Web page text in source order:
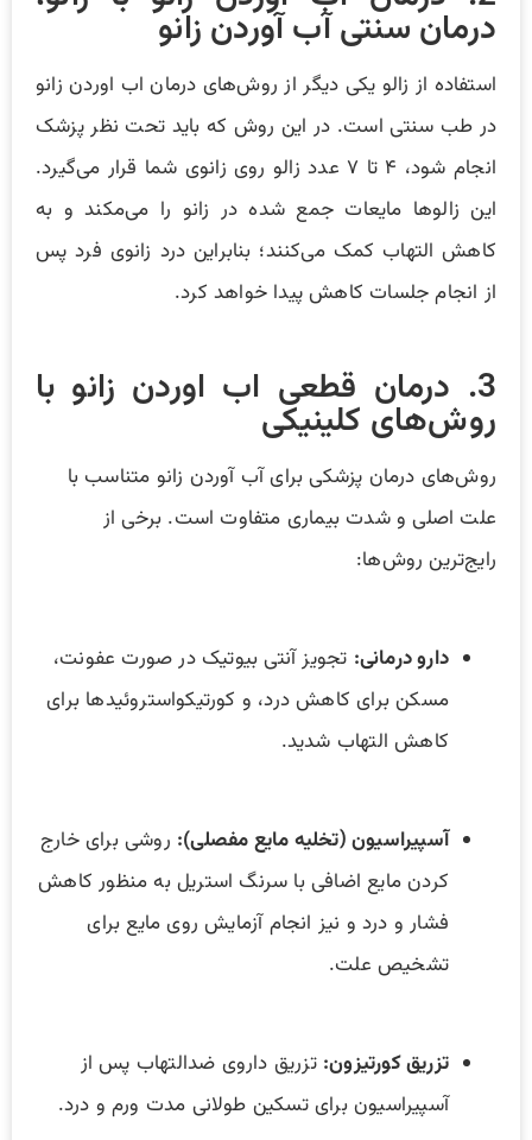
درمان سنتی آب آوردن زانو
استفاده از زالو یکی دیگر از روش‌های درمان اب اوردن زانو
در طب سنتی است. در این روش که باید تحت نظر پزشک
انجام شود، ۴ تا ۷ عدد زالو روی زانوی شما قرار می‌گیرد.
این زالوها مایعات جمع شده در زانو را می‌مکند و به
کاهش التهاب کمک می‌کنند؛ بنابراین درد زانوی فرد پس
از انجام جلسات کاهش پیدا خواهد کرد.
3. درمان‌ قطعی اب اوردن زانو با
روش‌های کلینیکی
روش‌های درمان پزشکی برای آب آوردن زانو متناسب با
علت اصلی و شدت بیماری متفاوت است. برخی از
رایج‌ترین روش‌ها:
دارو درمانی: تجویز آنتی بیوتیک در صورت عفونت،
مسکن برای کاهش درد، و کورتیکواستروئیدها برای
کاهش التهاب شدید.
آسپیراسیون (تخلیه مایع مفصلی): روشی برای خارج
کردن مایع اضافی با سرنگ استریل به منظور کاهش
فشار و درد و نیز انجام آزمایش روی مایع برای
تشخیص علت.
تزریق کورتیزون: تزریق داروی ضدالتهاب پس از
آسپیراسیون برای تسکین طولانی مدت ورم و درد.